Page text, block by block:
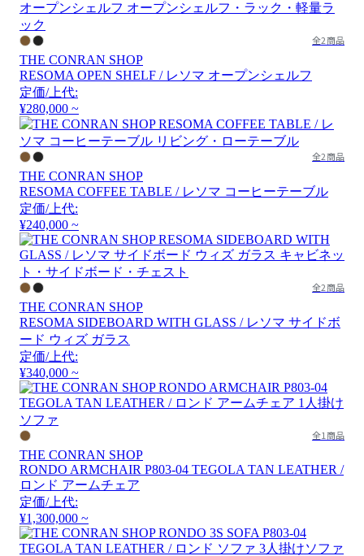
全2商品
THE CONRAN SHOP
RESOMA OPEN SHELF / レソマ オープンシェルフ
定価/上代:
¥280,000 ~
全2商品
THE CONRAN SHOP
RESOMA COFFEE TABLE / レソマ コーヒーテーブル
定価/上代:
¥240,000 ~
全2商品
THE CONRAN SHOP
RESOMA SIDEBOARD WITH GLASS / レソマ サイドボ
ード ウィズ ガラス
定価/上代:
¥340,000 ~
全1商品
THE CONRAN SHOP
RONDO ARMCHAIR P803-04 TEGOLA TAN LEATHER /
ロンド アームチェア
定価/上代:
¥1,300,000 ~